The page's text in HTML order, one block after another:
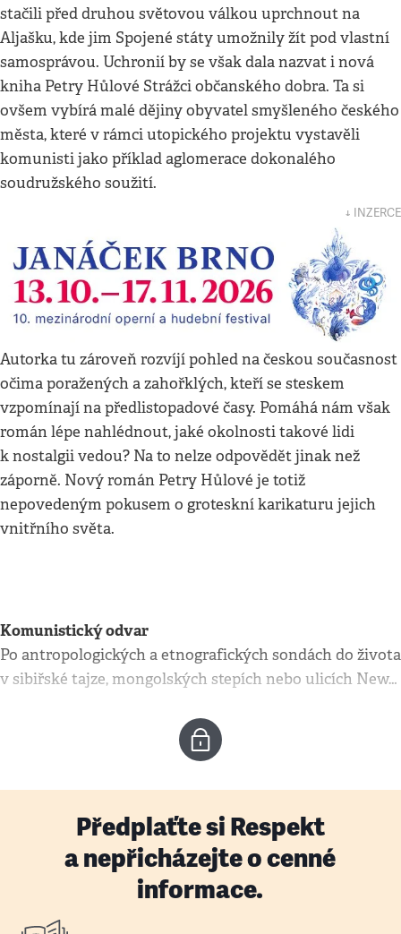
stačili před druhou světovou válkou uprchnout na
Aljašku, kde jim Spojené státy umožnily žít pod vlastní
samosprávou. Uchronií by se však dala nazvat i nová
kniha Petry Hůlové Strážci občanského dobra. Ta si
ovšem vybírá malé dějiny obyvatel smyšleného českého
města, které v rámci utopického projektu vystavěli
komunisti jako příklad aglomerace dokonalého
soudružského soužití.
↓ INZERCE
Autorka tu zároveň rozvíjí pohled na českou současnost
očima poražených a zahořklých, kteří se steskem
vzpomínají na předlistopadové časy. Pomáhá nám však
román lépe nahlédnout, jaké okolnosti takové lidi
k nostalgii vedou? Na to nelze odpovědět jinak než
záporně. Nový román Petry Hůlové je totiž
nepovedeným pokusem o groteskní karikaturu jejich
vnitřního světa.
Komunistický odvar
Po antropologických a etnografických sondách do života
v sibiřské tajze, mongolských stepích nebo ulicích New…
Předplaťte si Respekt
a nepřicházejte o cenné
informace.